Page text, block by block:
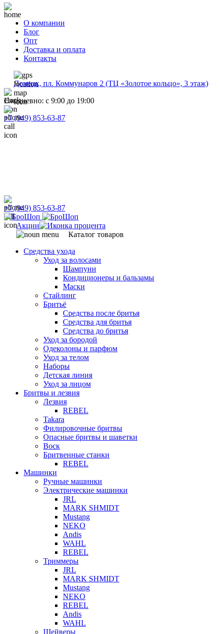
О компании
Блог
Опт
Доставка и оплата
Контакты
Донецк, пл. Коммунаров 2 (ТЦ «Золотое кольцо», 3 этаж)
Ежедневно: с 9:00 до 19:00
+7 (949) 853-63-87
+7 (949) 853-63-87
Акции
Каталог товаров
Средства ухода
Уход за волосами
Шампуни
Кондиционеры и бальзамы
Маски
Стайлинг
Бритьё
Средства после бритья
Средства для бритья
Средства до бритья
Уход за бородой
Одеколоны и парфюм
Уход за телом
Наборы
Детская линия
Уход за лицом
Бритвы и лезвия
Лезвия
REBEL
Takara
Филировочные бритвы
Опасные бритвы и шаветки
Воск
Бритвенные станки
REBEL
Машинки
Ручные машинки
Электрические машинки
JRL
MARK SHMIDT
Mustang
NEKO
Andis
WAHL
REBEL
Триммеры
JRL
MARK SHMIDT
Mustang
NEKO
REBEL
Andis
WAHL
Шейверы